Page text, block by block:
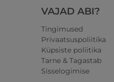
VAJAD ABI?
Tingimused
Privaatsuspoliitika
Küpsiste poliitika
Tarne & Tagastab
Sisselogimise